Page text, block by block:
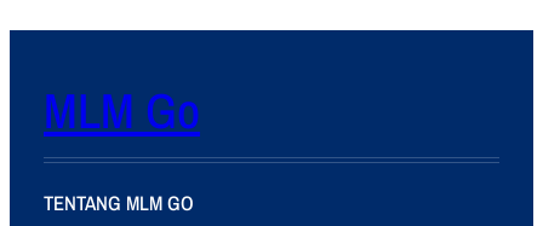
MLM Go
TENTANG MLM GO